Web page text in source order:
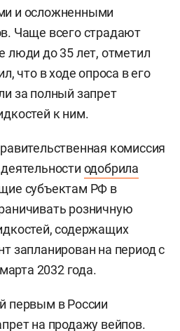
и осложненными
Чаще всего страдают
люди до 35 лет, отметил
что в ходе опроса в его
за полный запрет
к ним.
комиссия
одобрила
субъектам РФ в
розничную
содержащих
запланирован на период с
2032 года.
первым в России
на продажу вейпов.